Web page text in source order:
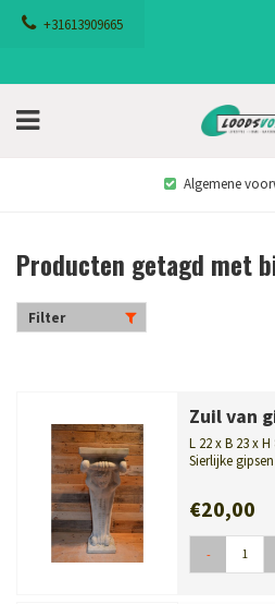
+31613909665
Algemene
Producten getagd met
Filter
Zuil van
L 22 x B 23 x H
Sierlijke
€20,00
-